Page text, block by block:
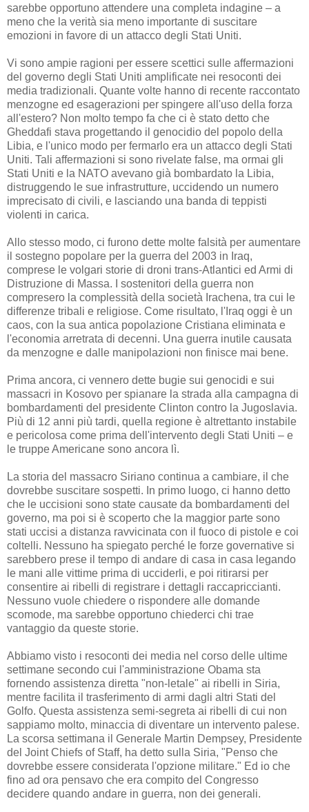
sarebbe opportuno attendere una completa indagine – a
meno che la verità sia meno importante di suscitare
emozioni in favore di un attacco degli Stati Uniti.
Vi sono ampie ragioni per essere scettici sulle affermazioni
del governo degli Stati Uniti amplificate nei resoconti dei
media tradizionali. Quante volte hanno di recente raccontato
menzogne ed esagerazioni per spingere all'uso della forza
all'estero? Non molto tempo fa che ci è stato detto che
Gheddafi stava progettando il genocidio del popolo della
Libia, e l'unico modo per fermarlo era un attacco degli Stati
Uniti. Tali affermazioni si sono rivelate false, ma ormai gli
Stati Uniti e la NATO avevano già bombardato la Libia,
distruggendo le sue infrastrutture, uccidendo un numero
imprecisato di civili, e lasciando una banda di teppisti
violenti in carica.
Allo stesso modo, ci furono dette molte falsità per aumentare
il sostegno popolare per la guerra del 2003 in Iraq,
comprese le volgari storie di droni trans-Atlantici ed Armi di
Distruzione di Massa. I sostenitori della guerra non
compresero la complessità della società Irachena, tra cui le
differenze tribali e religiose. Come risultato, l'Iraq oggi è un
caos, con la sua antica popolazione Cristiana eliminata e
l'economia arretrata di decenni. Una guerra inutile causata
da menzogne e dalle manipolazioni non finisce mai bene.
Prima ancora, ci vennero dette bugie sui genocidi e sui
massacri in Kosovo per spianare la strada alla campagna di
bombardamenti del presidente Clinton contro la Jugoslavia.
Più di 12 anni più tardi, quella regione è altrettanto instabile
e pericolosa come prima dell'intervento degli Stati Uniti – e
le truppe Americane sono ancora lì.
La storia del massacro Siriano continua a cambiare, il che
dovrebbe suscitare sospetti. In primo luogo, ci hanno detto
che le uccisioni sono state causate da bombardamenti del
governo, ma poi si è scoperto che la maggior parte sono
stati uccisi a distanza ravvicinata con il fuoco di pistole e coi
coltelli. Nessuno ha spiegato perché le forze governative si
sarebbero prese il tempo di andare di casa in casa legando
le mani alle vittime prima di ucciderli, e poi ritirarsi per
consentire ai ribelli di registrare i dettagli raccapriccianti.
Nessuno vuole chiedere o rispondere alle domande
scomode, ma sarebbe opportuno chiederci chi trae
vantaggio da queste storie.
Abbiamo visto i resoconti dei media nel corso delle ultime
settimane secondo cui l'amministrazione Obama sta
fornendo assistenza diretta "non-letale" ai ribelli in Siria,
mentre facilita il trasferimento di armi dagli altri Stati del
Golfo. Questa assistenza semi-segreta ai ribelli di cui non
sappiamo molto, minaccia di diventare un intervento palese.
La scorsa settimana il Generale Martin Dempsey, Presidente
del Joint Chiefs of Staff, ha detto sulla Siria, "Penso che
dovrebbe essere considerata l'opzione militare." Ed io che
fino ad ora pensavo che era compito del Congresso
decidere quando andare in guerra, non dei generali.